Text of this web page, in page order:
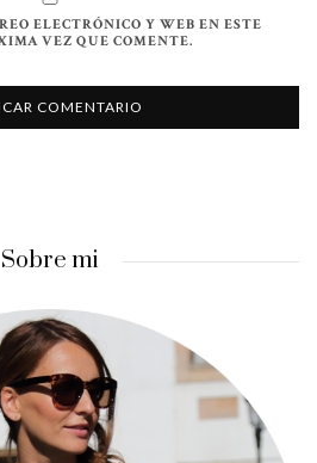
ELECTRÓNICO Y WEB EN ESTE
VEZ QUE COMENTE.
Sobre mi